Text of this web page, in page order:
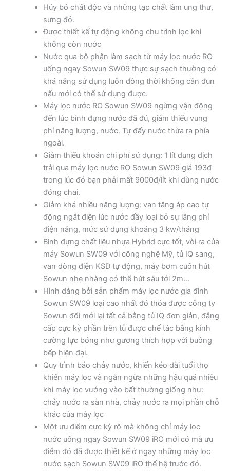
Hủy bỏ chất độc và những tạp chất làm ung thư,
sưng đỏ.
Được thiết kế tự động không chu trình lọc khi
không còn nước
Nước qua bộ phận làm sạch từ máy lọc nước RO
uống ngay Sowun SW09 thực sự sạch thường có
khả năng sử dụng luôn đồng thời không cần đun
nấu mới có thể sử dụng được.
Máy lọc nước RO Sowun SW09 ngừng vận động
đến lúc bình đựng nước đã đủ, giảm thiểu vung
phí năng lượng, nước. Tự đẩy nước thừa ra phía
ngoài.
Giảm thiểu khoản chi phí sử dụng: 1 lít dung dịch
trải qua máy lọc nước RO Sowun SW09 giá 193đ
trong lúc đó bạn phải mất 9000đ/lít khi dùng nước
đóng chai.
Giảm khá nhiều năng lượng: van tăng áp cao tự
động ngắt điện lúc nước đầy loại bỏ sự lãng phí
điện năng, mức sử dụng khoảng 3 kw/tháng
Bình đựng chất liệu nhựa Hybrid cực tốt, vòi ra của
máy Sowun SW09 với công nghệ Mỹ, tủ IQ sang,
van dòng điện KSD tự động, máy bơm cuốn hút
Sowun nhẹ nhàng có thể hút sâu tới 2m…
Hình dáng bởi sản phẩm máy lọc nước gia đình
Sowun SW09 loại cao nhất đó thỏa được công ty
Sowun đổi mới lại tất cả bằng tủ IQ đơn giản, đẳng
cấp cực kỳ phần trên tủ được chế tác bằng kính
cường lực bóng như gương thích hợp với buồng
bếp hiện đại.
Quy trình báo chảy nước, khiến kéo dài tuổi thọ
khiến máy lọc và ngăn ngừa những hậu quả nhiều
khi máy lọc vướng vào bất thường giống như:
chảy nước ra sàn nhà, chảy nước ra mọi phần chỗ
khác của máy lọc
Một ưu điểm cực kỳ rõ mà không chỉ máy lọc
nước uống ngay Sowun SW09 iRO mới có mà ưu
điểm đó đã được thiết kế ở ngay những máy lọc
nước sạch Sowun SW09 iRO thế hệ trước đó.